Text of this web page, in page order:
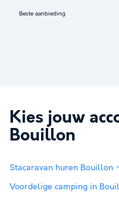
Beste aanbieding
Kies jouw
Bouillon
Stacaravan huren Bouillon
Voordelige camping in